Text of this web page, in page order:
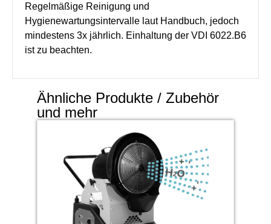
Regelmäßige Reinigung und
Hygienewartungsintervalle laut Handbuch, jedoch
mindestens 3x jährlich. Einhaltung der VDI 6022.B6
ist zu beachten.
Ähnliche Produkte / Zubehör
und mehr